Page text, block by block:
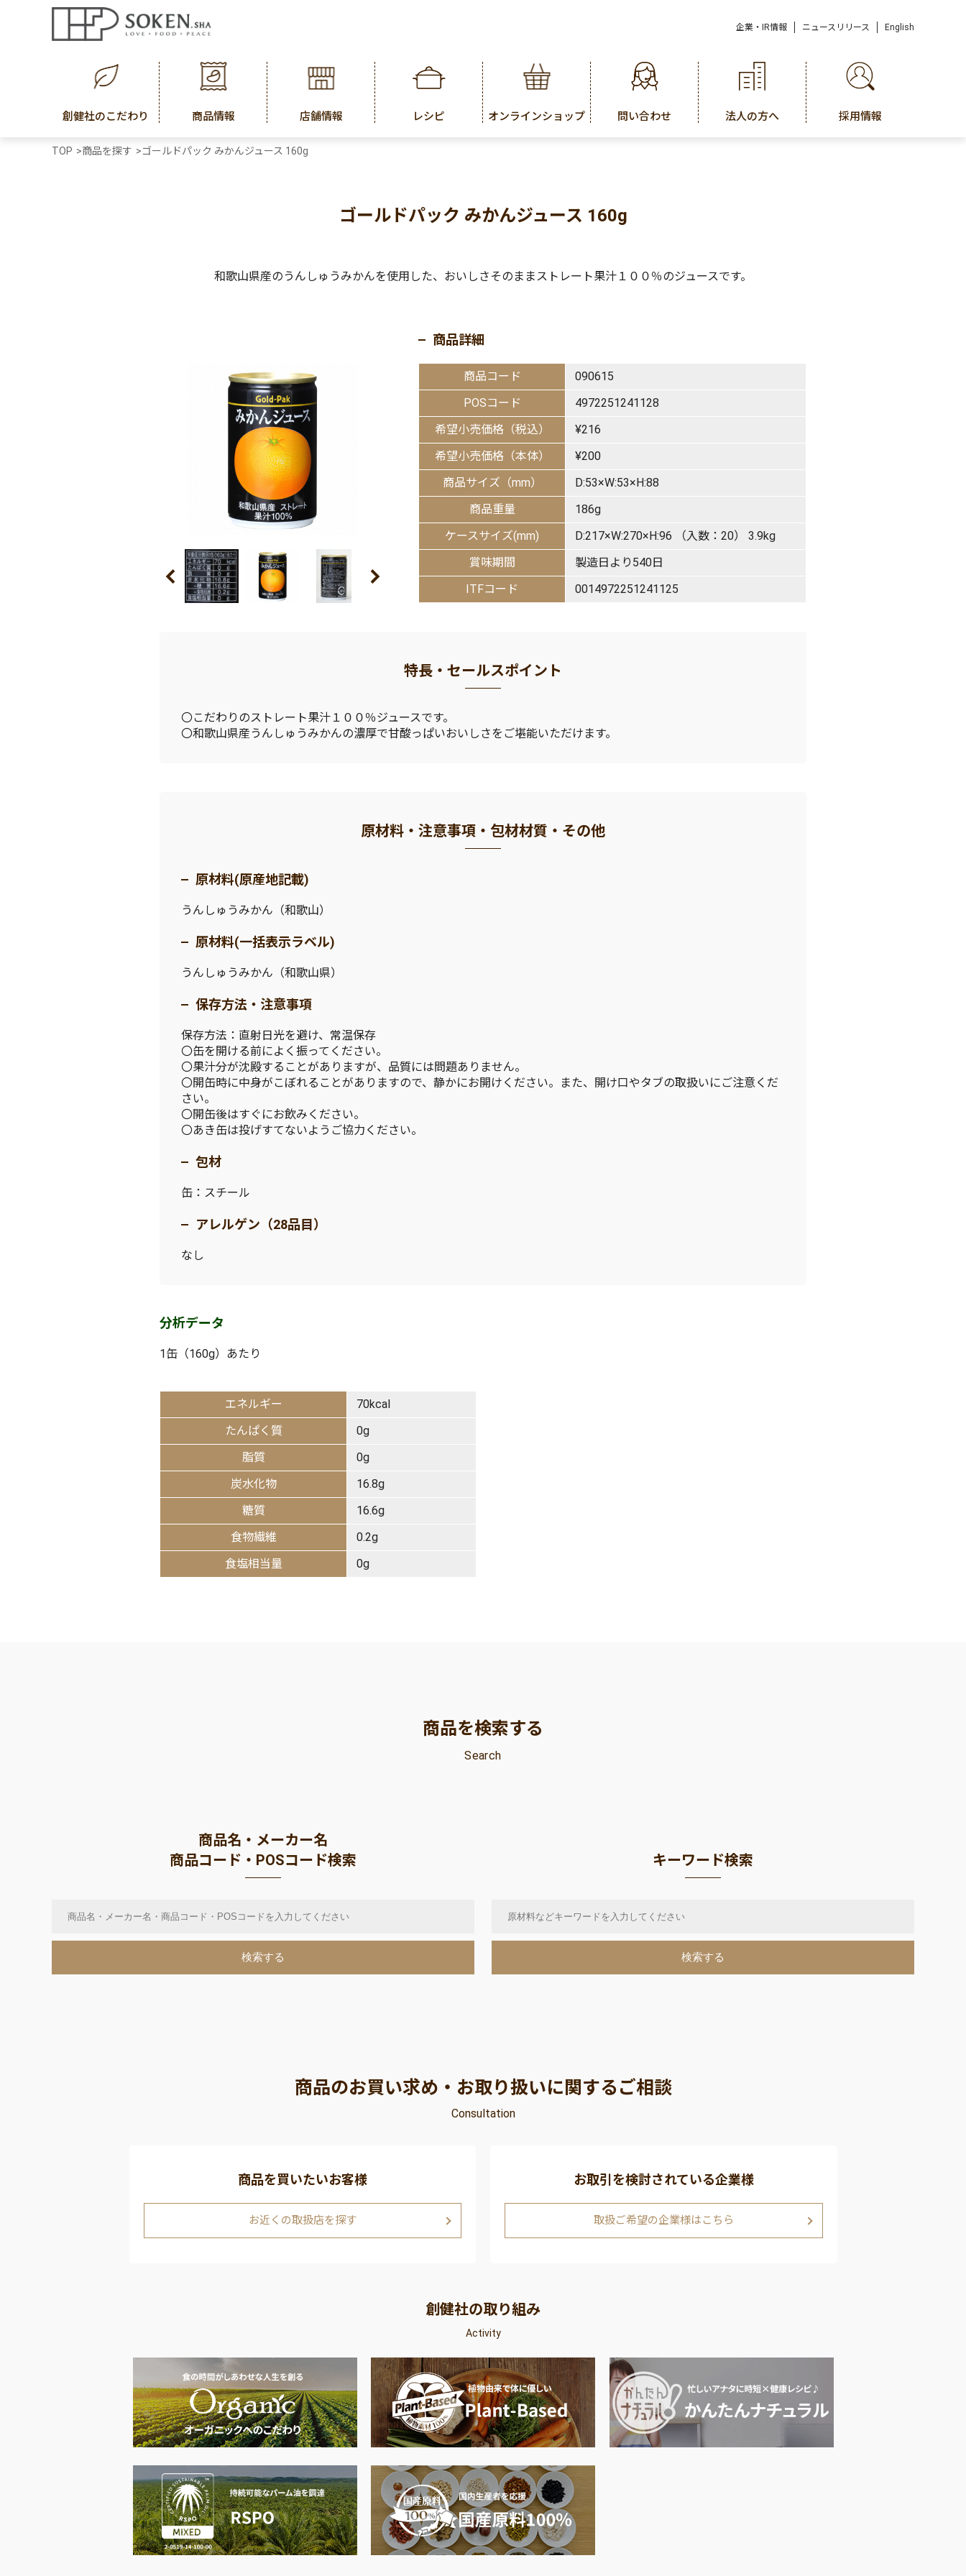
企業・IR情報 ニュースリリース English
創健社のこだわり 商品情報 店舗情報 レシピ オンラインショップ 問い合わせ 法人の方へ 採用情報
TOP >商品を探す >ゴールドパック みかんジュース 160g
ゴールドパック みかんジュース 160g
和歌山県産のうんしゅうみかんを使用した、おいしさそのままストレート果汁１００％のジュースです。
商品詳細
商品コード
090615
POSコード
4972251241128
希望小売価格（税込）
¥216
希望小売価格（本体）
¥200
商品サイズ（mm）
D:53×W:53×H:88
商品重量
186g
ケースサイズ(mm)
D:217×W:270×H:96 （入数：20） 3.9kg
賞味期間
製造日より540日
ITFコード
0014972251241125
特長・セールスポイント
〇こだわりのストレート果汁１００％ジュースです。
〇和歌山県産うんしゅうみかんの濃厚で甘酸っぱいおいしさをご堪能いただけます。
原材料・注意事項・包材材質・その他
原材料(原産地記載)
うんしゅうみかん（和歌山）
原材料(一括表示ラベル)
うんしゅうみかん（和歌山県）
保存方法・注意事項
保存方法：直射日光を避け、常温保存
〇缶を開ける前によく振ってください。
〇果汁分が沈殿することがありますが、品質には問題ありません。
〇開缶時に中身がこぼれることがありますので、静かにお開けください。また、開け口やタブの取扱いにご注意くだ
さい。
〇開缶後はすぐにお飲みください。
〇あき缶は投げすてないようご協力ください。
包材
缶：スチール
アレルゲン（28品目）
なし
分析データ
1缶（160g）あたり
エネルギー
70kcal
たんぱく質
0g
脂質
0g
炭水化物
16.8g
糖質
16.6g
食物繊維
0.2g
食塩相当量
0g
商品を検索する
Search
商品名・メーカー名
商品コード・POSコード検索
キーワード検索
商品のお買い求め・お取り扱いに関するご相談
Consultation
商品を買いたいお客様
お近くの取扱店を探す
お取引を検討されている企業様
取扱ご希望の企業様はこちら
創健社の取り組み
Activity